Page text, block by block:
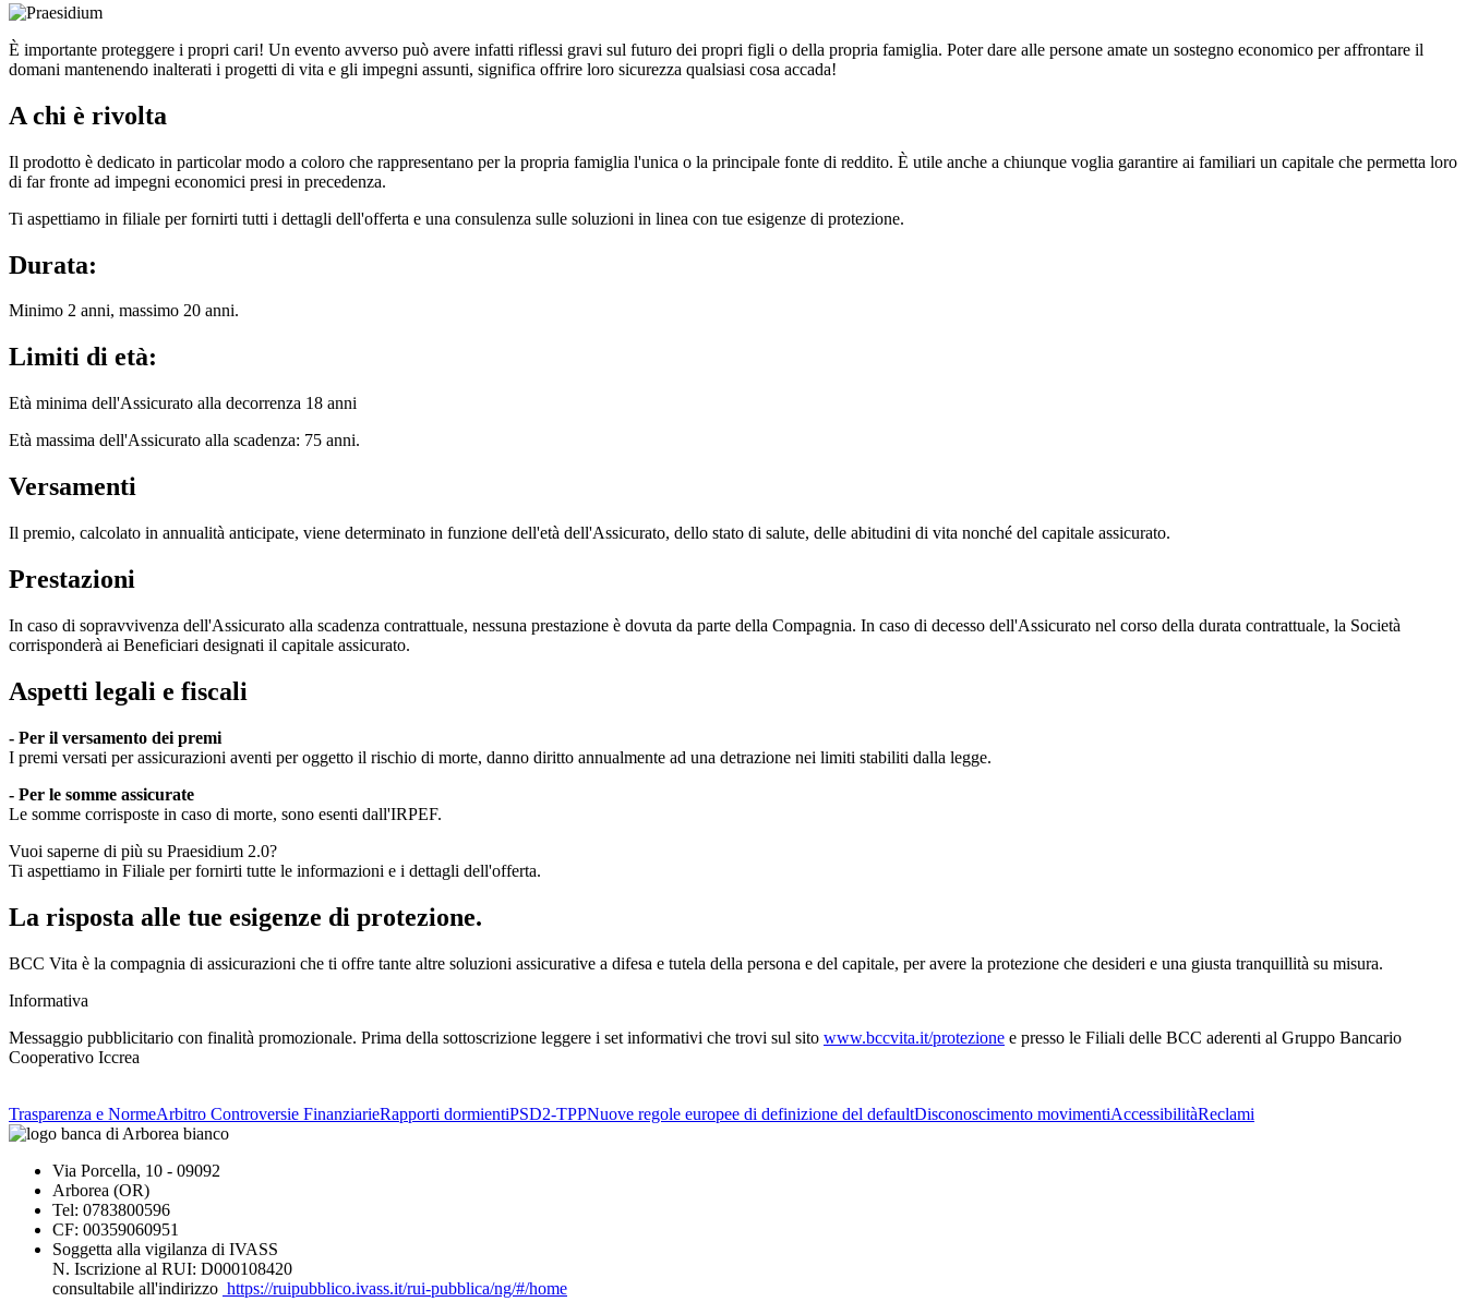
È importante proteggere i propri cari! Un evento avverso può avere infatti riflessi gravi sul futuro dei propri figli o della propria famiglia. Poter dare alle persone amate un sostegno economico per affrontare il
domani mantenendo inalterati i progetti di vita e gli impegni assunti, significa offrire loro sicurezza qualsiasi cosa accada!
A chi è rivolta
Il prodotto è dedicato in particolar modo a coloro che rappresentano per la propria famiglia l'unica o la principale fonte di reddito. È utile anche a chiunque voglia garantire ai familiari un capitale che permetta loro
di far fronte ad impegni economici presi in precedenza.
Ti aspettiamo in filiale per fornirti tutti i dettagli dell'offerta e una consulenza sulle soluzioni in linea con tue esigenze di protezione.
Durata:
Minimo 2 anni, massimo 20 anni.
Limiti di età:
Età minima dell'Assicurato alla decorrenza 18 anni
Età massima dell'Assicurato alla scadenza: 75 anni.
Versamenti
Il premio, calcolato in annualità anticipate, viene determinato in funzione dell'età dell'Assicurato, dello stato di salute, delle abitudini di vita nonché del capitale assicurato.
Prestazioni
In caso di sopravvivenza dell'Assicurato alla scadenza contrattuale, nessuna prestazione è dovuta da parte della Compagnia. In caso di decesso dell'Assicurato nel corso della durata contrattuale, la Società
corrisponderà ai Beneficiari designati il capitale assicurato.
Aspetti legali e fiscali
- Per il versamento dei premi
I premi versati per assicurazioni aventi per oggetto il rischio di morte, danno diritto annualmente ad una detrazione nei limiti stabiliti dalla legge.
- Per le somme assicurate
Le somme corrisposte in caso di morte, sono esenti dall'IRPEF.
Vuoi saperne di più su Praesidium 2.0?
Ti aspettiamo in Filiale per fornirti tutte le informazioni e i dettagli dell'offerta.
La risposta alle tue esigenze di protezione.
BCC Vita è la compagnia di assicurazioni che ti offre tante altre soluzioni assicurative a difesa e tutela della persona e del capitale, per avere la protezione che desideri e una giusta tranquillità su misura.
Informativa
Messaggio pubblicitario con finalità promozionale. Prima della sottoscrizione leggere i set informativi che trovi sul sito www.bccvita.it/protezione e presso le Filiali delle BCC aderenti al Gruppo Bancario
Cooperativo Iccrea
Trasparenza e NormeArbitro Controversie FinanziarieRapporti dormientiPSD2-TPPNuove regole europee di definizione del defaultDisconoscimento movimentiAccessibilitàReclami
Via Porcella, 10 - 09092
Arborea (OR)
Tel: 0783800596
CF: 00359060951
Soggetta alla vigilanza di IVASS
N. Iscrizione al RUI: D000108420
consultabile all'indirizzo https://ruipubblico.ivass.it/rui-pubblica/ng/#/home